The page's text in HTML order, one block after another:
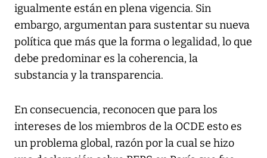
igualmente están en plena vigencia. Sin
embargo, argumentan para sustentar su nueva
política que más que la forma o legalidad, lo que
debe predominar es la coherencia, la
substancia y la transparencia.
En consecuencia, reconocen que para los
intereses de los miembros de la OCDE esto es
un problema global, razón por la cual se hizo